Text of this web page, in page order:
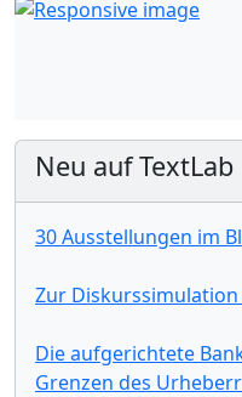
Neu auf TextLab
30 Ausstellungen im
Zur
Die aufgerichtete
Grenzen des